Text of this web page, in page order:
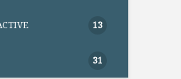
13
31